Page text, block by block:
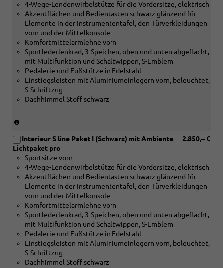
line
Paket
I
oder
[PWL]
Interieur
S
line
Paket
oder
line
oder
[PWO]
Interieur
S
line
Paket
IV)
Interieur
S
line
oder
[PWL]
S
Interieur
Paket
III
oder
S
line
IV)
4-Wege-Lendenwirbelstütze für die Vordersitze, elektrisch
Akzentflächen und Bedientasten schwarz glänzend für
Elemente in der Instrumententafel, den Türverkleidungen
vorn und der Mittelkonsole
Komfortmittelarmlehne vorn
Sportlederlenkrad, 3-Speichen, oben und unten abgeflacht,
mit Multifunktion und Schaltwippen, S-Emblem
Pedalerie und Fußstütze in Edelstahl
Einstiegsleisten mit Aluminiumeinlegern vorn, beleuchtet,
S-Schriftzug
Dachhimmel Stoff schwarz
Verbindung
mit
[5MB]
Dekoreinlagen
Aluminium
matt
gebürstet
oder
[5MK]
Dekoreinlagen
Carbon
Mikro-
Köper
Struktur)
2.850,– €
Interieur S line Paket I (Schwarz) mit Ambiente
Lichtpaket pro
Sportsitze vorn
4-Wege-Lendenwirbelstütze für die Vordersitze, elektrisch
Akzentflächen und Bedientasten schwarz glänzend für
Elemente in der Instrumententafel, den Türverkleidungen
vorn und der Mittelkonsole
Komfortmittelarmlehne vorn
Sportlederlenkrad, 3-Speichen, oben und unten abgeflacht,
mit Multifunktion und Schaltwippen, S-Emblem
Pedalerie und Fußstütze in Edelstahl
Einstiegsleisten mit Aluminiumeinlegern vorn, beleuchtet,
S-Schriftzug
Dachhimmel Stoff schwarz